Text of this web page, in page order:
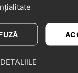
– strălucește în
picioare
pentru